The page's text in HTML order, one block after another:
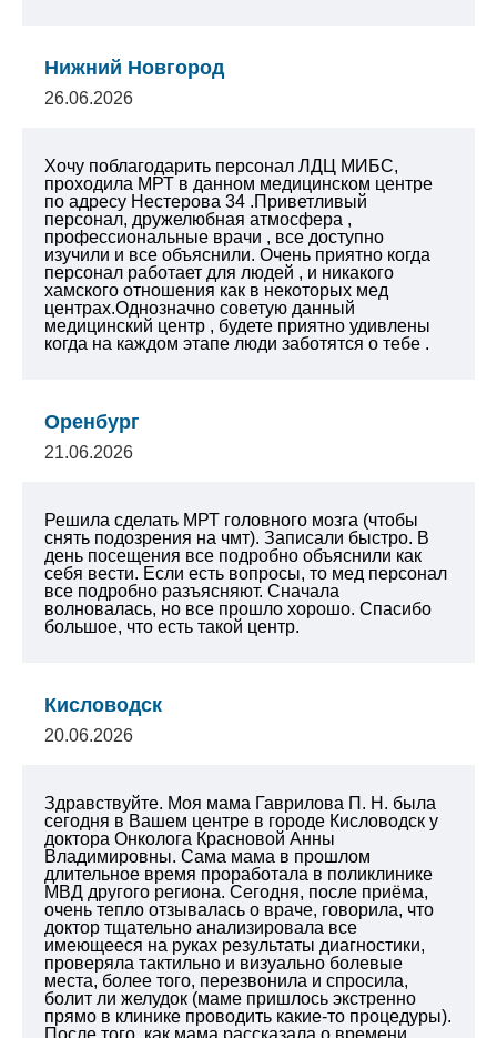
Нижний Новгород
26.06.2026
Хочу поблагодарить персонал ЛДЦ МИБС,
проходила МРТ в данном медицинском центре
по адресу Нестерова 34 .Приветливый
персонал, дружелюбная атмосфера ,
профессиональные врачи , все доступно
изучили и все объяснили. Очень приятно когда
персонал работает для людей , и никакого
хамского отношения как в некоторых мед
центрах.Однозначно советую данный
медицинский центр , будете приятно удивлены
когда на каждом этапе люди заботятся о тебе .
Оренбург
21.06.2026
Решила сделать МРТ головного мозга (чтобы
снять подозрения на чмт). Записали быстро. В
день посещения все подробно объяснили как
себя вести. Если есть вопросы, то мед персонал
все подробно разъясняют. Сначала
волновалась, но все прошло хорошо. Спасибо
большое, что есть такой центр.
Кисловодск
20.06.2026
Здравствуйте. Моя мама Гаврилова П. Н. была
сегодня в Вашем центре в городе Кисловодск у
доктора Онколога Красновой Анны
Владимировны. Сама мама в прошлом
длительное время проработала в поликлинике
МВД другого региона. Сегодня, после приёма,
очень тепло отзывалась о враче, говорила, что
доктор тщательно анализировала все
имеющееся на руках результаты диагностики,
проверяла тактильно и визуально болевые
места, более того, перезвонила и спросила,
болит ли желудок (маме пришлось экстренно
прямо в клинике проводить какие-то процедуры).
После того, как мама рассказала о времени